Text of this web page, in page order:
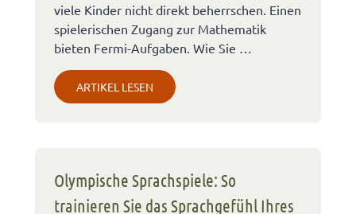
viele Kinder nicht direkt beherrschen. Einen
spielerischen Zugang zur Mathematik
bieten Fermi-Aufgaben. Wie Sie …
ARTIKEL LESEN
Olympische Sprachspiele: So
trainieren Sie das Sprachgefühl Ihres